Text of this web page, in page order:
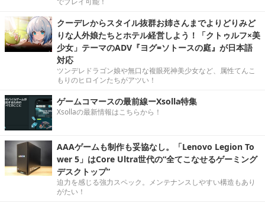
クーデレからスタイル抜群お姉さんまでよりどりみど
りな人外娘たちとホテル経営しよう！「クトゥルフ×美
少女」テーマのADV『ヨグ=ソトースの庭』が日本語
対応
ツンデレドラゴン娘や無口な複眼死神美少女など、属性てんこ
もりのヒロインたちがアツい！
ゲームコマースの最前線ーXsolla特集
Xsollaの最新情報はこちらから！
AAAゲームも制作も妥協なし。「Lenovo Legion To
wer 5」はCore Ultra世代の“全てこなせるゲーミング
デスクトップ”
迫力を感じる強力スペック。メンテナンスしやすい構造もあり
がたい！